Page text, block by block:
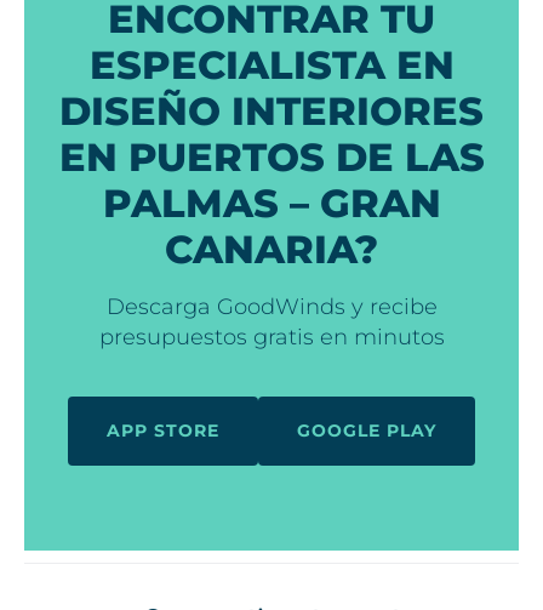
ENCONTRAR TU
ESPECIALISTA EN
DISEÑO INTERIORES
EN PUERTOS DE LAS
PALMAS – GRAN
CANARIA?
Descarga GoodWinds y recibe
presupuestos gratis en minutos
APP STORE GOOGLE PLAY